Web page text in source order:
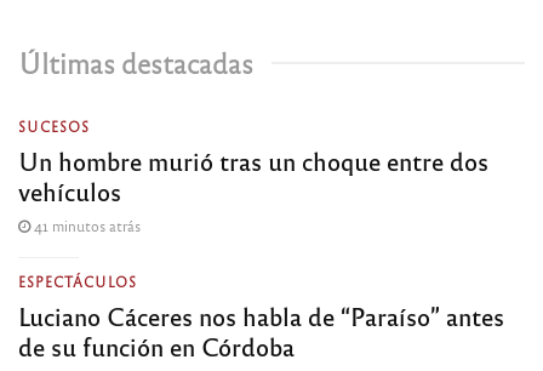
Últimas destacadas
SUCESOS
Un hombre murió tras un choque entre dos
vehículos
41 minutos atrás
ESPECTÁCULOS
Luciano Cáceres nos habla de “Paraíso” antes
de su función en Córdoba